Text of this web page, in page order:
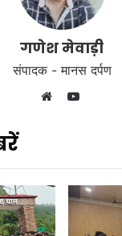
गणेश मेवाड़ी
संपादक - मानस दर्पण
YouTube